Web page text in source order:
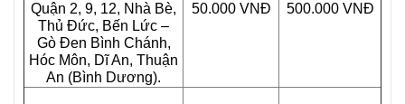
Quận 2, 9, 12, Nhà Bè,
Thủ Đức, Bến Lức –
Gò Đen Bình Chánh,
Hóc Môn, Dĩ An, Thuận
An (Bình Dương).
50.000 VNĐ 500.000 VNĐ